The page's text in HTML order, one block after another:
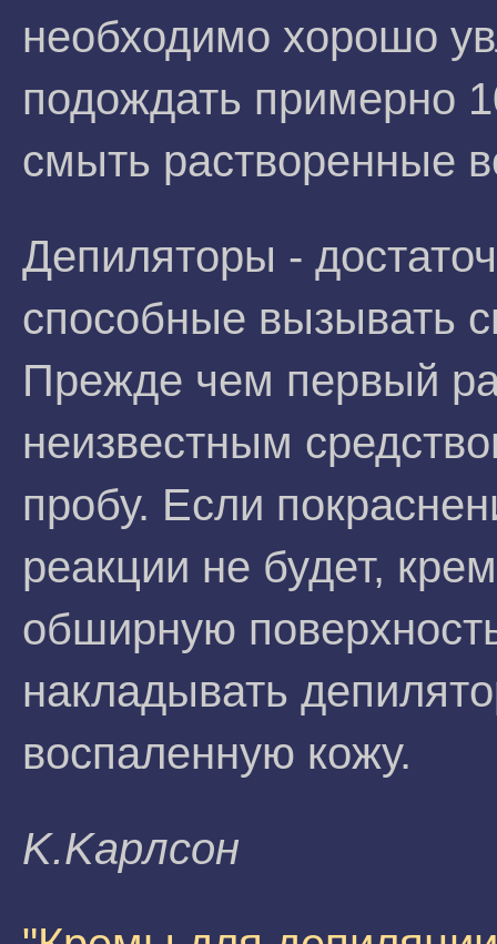
необходимо хорошо
подождать примерно
смыть растворенные
Депиляторы -
способные вызывать
Прежде чем первый
неизвестным
пробу. Если
реакции не будет,
обширную
накладывать
воспаленную кожу.
K.Kapлсoн